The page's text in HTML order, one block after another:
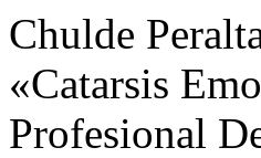
Chulde
«Catarsis
Profesional